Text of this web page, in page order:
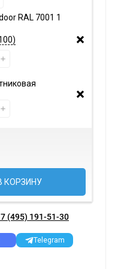
RAL 7001 1
КОРЗИНУ
(495) 191-51-30
Telegram